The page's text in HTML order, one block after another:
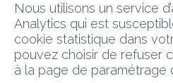
Nous utilisons un service
Analytics qui est
cookie statistique dans
pouvez choisir de refuser
à la page de paramétrage